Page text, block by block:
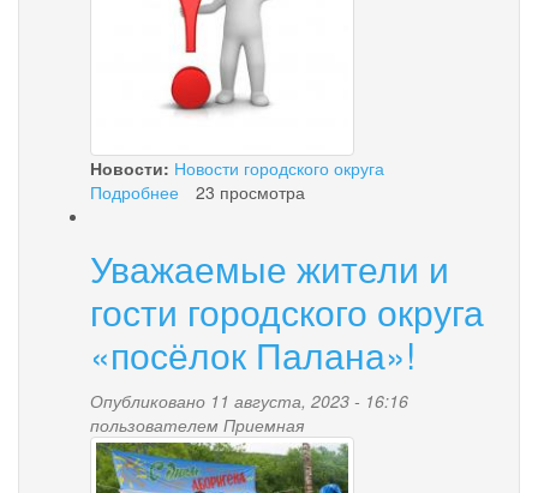
Новости: Новости городского округа
Подробнее
субъектов,
осуществляющих
торговую
деятельность
на
городского
округа
«поселок
Палана»
23 просмотра
Уважаемые жители и
гости городского округа
«посёлок Палана»!
Опубликовано 11 августа, 2023 - 16:16
пользователем Приемная
den_aborigena.jpg